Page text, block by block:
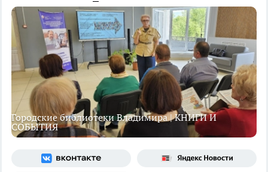
Городские библиотеки Владимира | КНИГИ И
СОБЫТИЯ